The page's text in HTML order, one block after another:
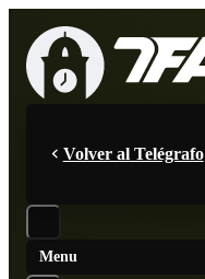
Volver al Telégrafo
Menu